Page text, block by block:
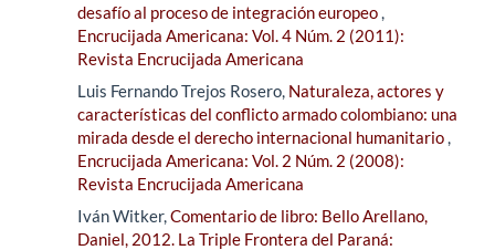
desafío al proceso de integración europeo,
Encrucijada Americana: Vol. 4 Núm. 2 (2011):
Revista Encrucijada Americana
Luis Fernando Trejos Rosero, Naturaleza, actores y
características del conflicto armado colombiano: una
mirada desde el derecho internacional humanitario,
Encrucijada Americana: Vol. 2 Núm. 2 (2008):
Revista Encrucijada Americana
Iván Witker,Comentario de libro: Bello Arellano,
Daniel, 2012. La Triple Frontera del Paraná: